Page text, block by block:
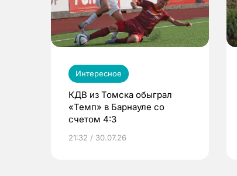
Интересное
КДВ из Томска обыграл
«Темп» в Барнауле со
счетом 4:3
21:32 / 30.07.26